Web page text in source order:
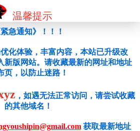
温馨提示
紧急通知》！！！
化体验，丰富内容，本站已升级改
新版网站。请收藏最新的网址和地址
页，以防止迷路！
，如遇无法正常访问，请尝试收藏
的其他域名！
获取最新地址